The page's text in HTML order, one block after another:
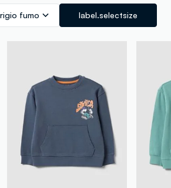
fumo label.selectsize